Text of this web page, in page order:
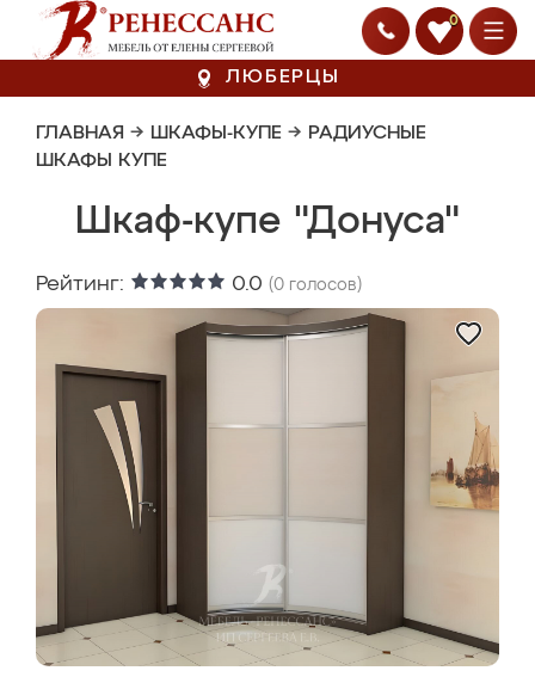
0
ЛЮБЕРЦЫ
ГЛАВНАЯ → ШКАФЫ-КУПЕ → РАДИУСНЫЕ
ШКАФЫ КУПЕ
Шкаф-купе "Донуса"
Рейтинг: 0.0 (0 голосов)